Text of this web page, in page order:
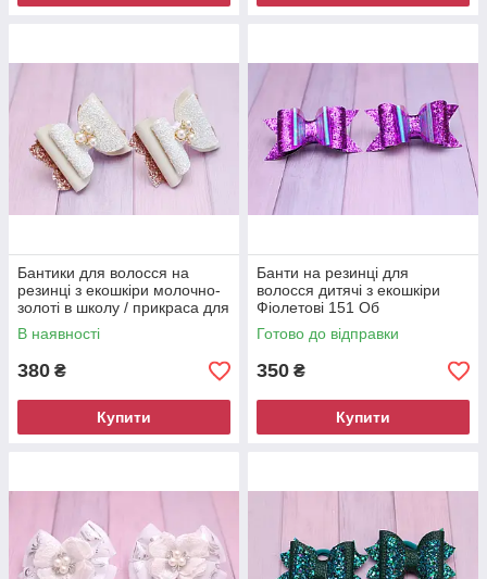
Бантики для волосся на
резинці з екошкіри молочно-
золоті в школу / прикраса для
дівчинки набір 2 шт
В наявності
380 ₴
Купити
Банти на резинці для
волосся дитячі з екошкіри
Фіолетові 151 Об
Готово до відправки
350 ₴
Купити